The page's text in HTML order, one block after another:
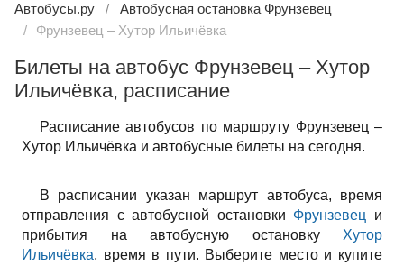
Автобусы.ру
Автобусная остановка Фрунзевец
Фрунзевец – Хутор Ильичёвка
Билеты на автобус Фрунзевец – Хутор
Ильичёвка, расписание
Расписание автобусов по маршруту Фрунзевец –
Хутор Ильичёвка и автобусные билеты на сегодня.
В расписании указан маршрут автобуса, время
отправления с автобусной остановки Фрунзевец и
прибытия на автобусную остановку Хутор
Ильичёвка, время в пути. Выберите место и купите